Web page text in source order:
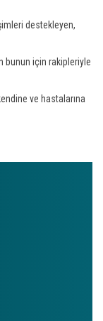
destekleyen,
bunun için rakipleriyle
ve hastalarına